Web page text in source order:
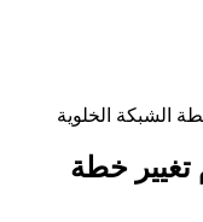
الشبكة الخلوية
خطة